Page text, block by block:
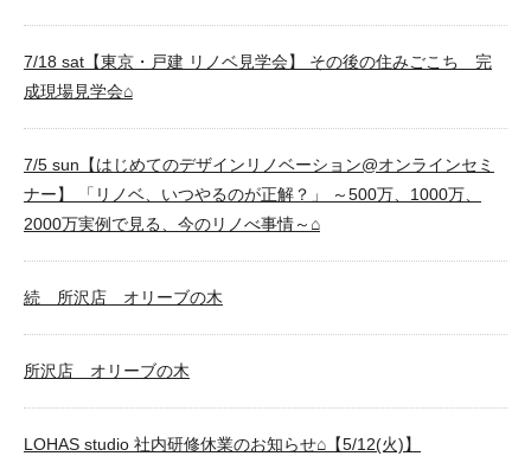
7/18 sat【東京・戸建 リノベ見学会】 その後の住みごこち 完
成現場見学会⌂
7/5 sun【はじめてのデザインリノベーション@オンラインセミ
ナー】 「リノベ、いつやるのが正解？」 ～500万、1000万、
2000万実例で見る、今のリノべ事情～⌂
続 所沢店 オリーブの木
所沢店 オリーブの木
LOHAS studio 社内研修休業のお知らせ⌂【5/12(火)】